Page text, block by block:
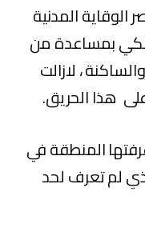
الوقاية المدنية
بمساعدة من
، لازالت
هذا الحريق.
المنطقة في
لم تعرف لحد